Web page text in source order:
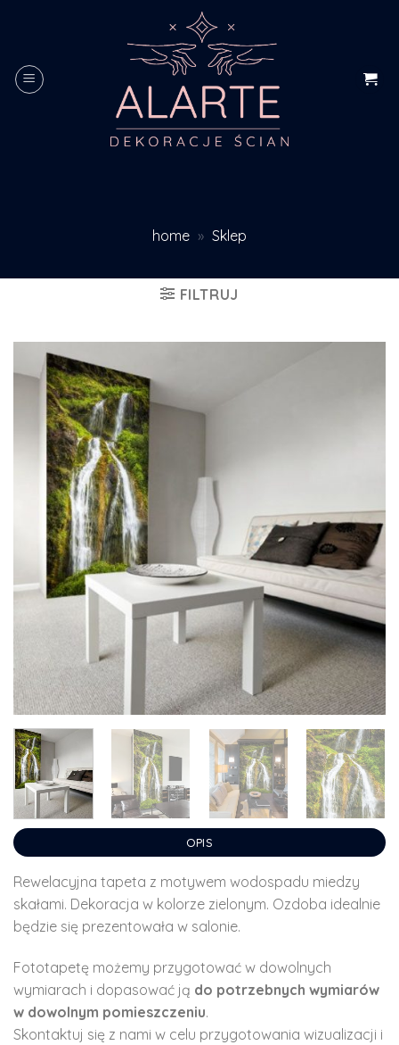
home » Sklep
FILTRUJ
OPIS
Rewelacyjna tapeta z motywem wodospadu miedzy
skałami. Dekoracja w kolorze zielonym. Ozdoba idealnie
będzie się prezentowała w salonie.
Fototapetę możemy przygotować w dowolnych
wymiarach i dopasować ją do potrzebnych wymiarów
w dowolnym pomieszczeniu.
Skontaktuj się z nami w celu przygotowania wizualizacji i